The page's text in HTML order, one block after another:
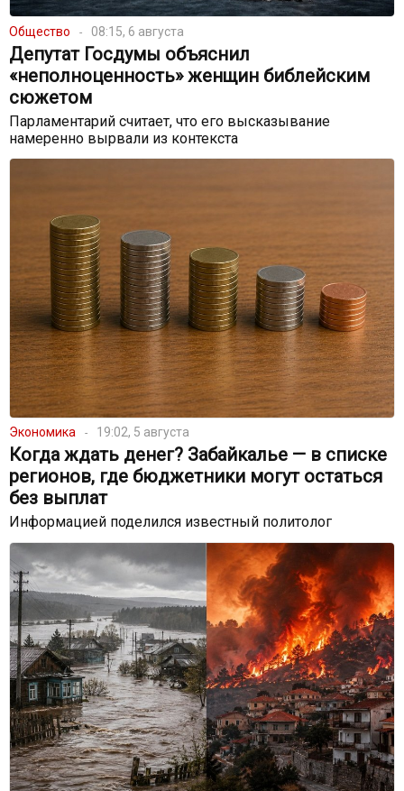
Общество 08:15, 6 августа
Депутат Госдумы объяснил
«неполноценность» женщин библейским
сюжетом
Парламентарий считает, что его высказывание
намеренно вырвали из контекста
Экономика 19:02, 5 августа
Когда ждать денег? Забайкалье — в списке
регионов, где бюджетники могут остаться
без выплат
Информацией поделился известный политолог